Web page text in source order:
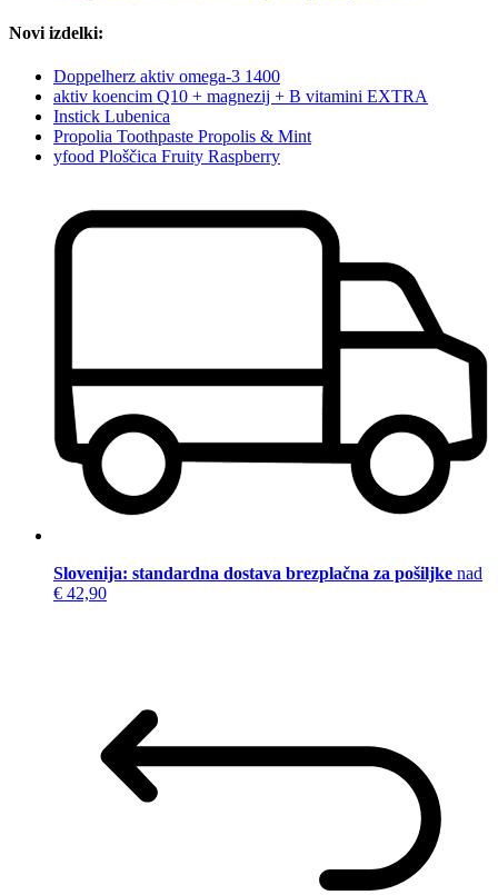
Novi izdelki:
Doppelherz aktiv omega-3 1400
aktiv koencim Q10 + magnezij + B vitamini EXTRA
Instick Lubenica
Propolia Toothpaste Propolis & Mint
yfood Ploščica Fruity Raspberry
Slovenija: standardna dostava brezplačna za pošiljke nad
€ 42,90